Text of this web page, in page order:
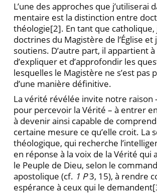
L’une des approches que j’utiliserai
mentaire est la distinction entre
théologie[2]. En tant que catholique,
doctrines du Ma­gistère de l’Église et
soutiens. D’autre part, il ap­partient
d’expliquer et d’approfondir les
lesquelles le Magistère ne s’est pas
d’une manière définitive.
La vérité révélée invite notre raison
pour percevoir la Vérité – à entrer
à devenir ainsi capable de
certaine mesure ce qu’elle croit. La
théologique, qui recherche
en réponse à la voix de la Vérité qui
le Peuple de Dieu, se­lon le
apostolique (cf. 1 P3, 15), à rendre
espérance à ceux qui le demandent